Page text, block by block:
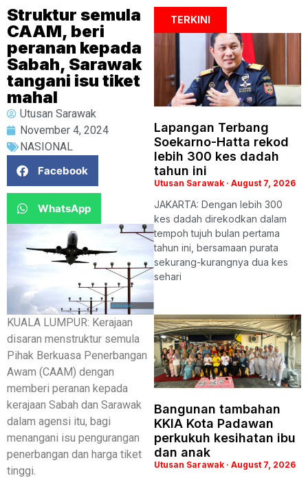
Struktur semula
CAAM, beri
peranan kepada
Sabah, Sarawak
tangani isu tiket
mahal
Utusan Sarawak
November 4, 2024
NASIONAL
Facebook
WhatsApp
KUALA LUMPUR: Kerajaan
disaran menstruktur semula
Pihak Berkuasa Penerbangan
Awam (CAAM) dengan
memberi peranan kepada
kerajaan Sabah dan Sarawak
dalam agensi itu, bagi
menangani isu pengurangan
penerbangan dan harga tiket
tinggi.
TERKINI
Lapangan Terbang
Soekarno-Hatta rekod
lebih 300 kes dadah
tahun ini
Utusan Sarawak August 7, 2026
JAKARTA: Dengan lebih 300
kes dadah direkodkan dalam
tempoh tujuh bulan pertama
tahun ini, bersamaan purata
sekurang-kurangnya dua kes
sehari
Bangunan tambahan
KKIA Kota Padawan
perkukuh kesihatan ibu
dan anak
Utusan Sarawak August 7, 2026